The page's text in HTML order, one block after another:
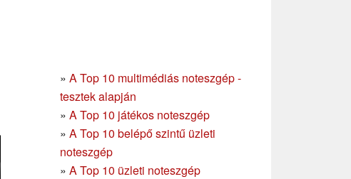
» A Top 10 multimédiás noteszgép -
tesztek alapján
» A Top 10 játékos noteszgép
» A Top 10 belépő szintű üzleti
noteszgép
» A Top 10 üzleti noteszgép